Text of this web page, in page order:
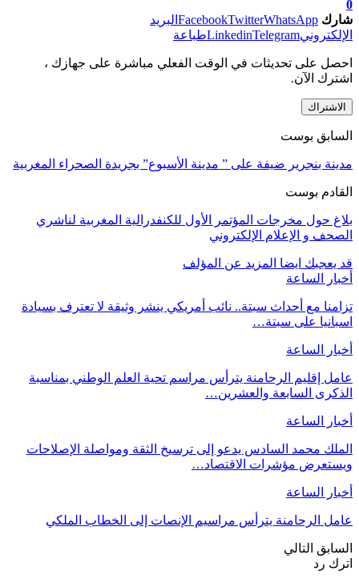
0
شارك
FacebookTwitterWhatsApp
البريد
الإلكتروني
LinkedinTelegram طباعة
احصل على تحديثات في الوقت الفعلي مباشرة على جهازك ،
اشترك الآن.
الاشتراك
السابق بوست
مدينة بنجرير ضيفة على ” مدينة الأسبوع” بجريدة الصحراء المغربية
القادم بوست
بلاغ حول مخرجات المؤتمر الأول للكنفدرالية المغربية لناشري
الصحف و الإعلام الإلكتروني
قد يعجبك ايضا المزيد عن المؤلف
أخبار الساعة
تزامنا مع أحداث سبتة.. نائب أمريكي ينشر وثيقة لا تعترف بسيادة
اسبانيا على سبتة…
أخبار الساعة
عامل إقليم الرحامنة يترأس مراسم تحية العلم الوطني بمناسبة
الذكرى السابعة والعشرين…
أخبار الساعة
الملك محمد السادس يدعو إلى ترسيخ الثقة ومواصلة الإصلاحات
ويستعرض مؤشرات الاقتصاد…
أخبار الساعة
عامل الرحامنة يترأس مراسيم الإنصات إلى الخطاب الملكي
السابق التالي
اترك رد